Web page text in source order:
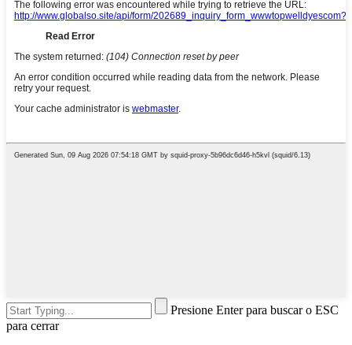
Presione Enter para buscar o ESC
para cerrar